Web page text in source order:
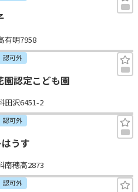
有明7958
認可外
園認定こども園
田沢6451-2
認可外
うす
南穂高2873
認可外